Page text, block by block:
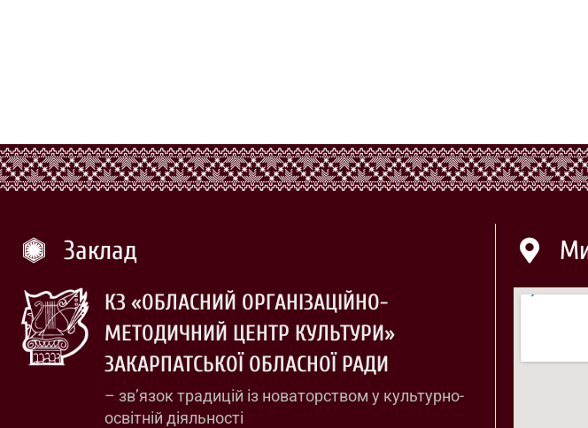
Заклад
КЗ «ОБЛАСНИЙ ОРГАНІЗАЦІЙНО-
МЕТОДИЧНИЙ ЦЕНТР КУЛЬТУРИ»
ЗАКАРПАТСЬКОЇ ОБЛАСНОЇ РАДИ
– зв’язок традицій із новаторством у культурно-
освітній діяльності